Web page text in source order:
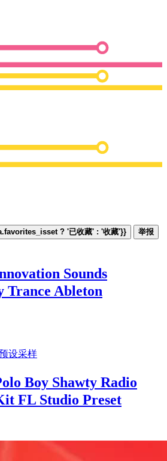
? '已收藏' : '收藏'}} 举报
Sounds
Trance Ableton
设采样
Boy Shawty Radio
FL Studio Preset